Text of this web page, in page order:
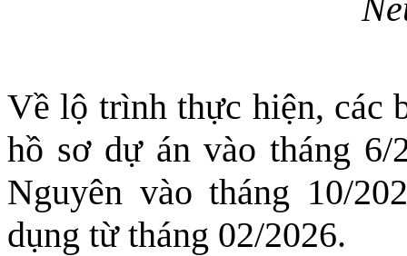
Về lộ trình thực hiện, các
hồ sơ dự án vào tháng
Nguyên vào tháng 10/
dụng từ tháng 02/2026.